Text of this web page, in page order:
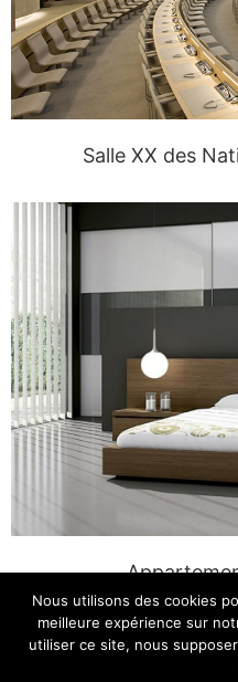
Salle XX des
Nous utilisons des cookies
meilleure expérience sur
utiliser ce site, nous